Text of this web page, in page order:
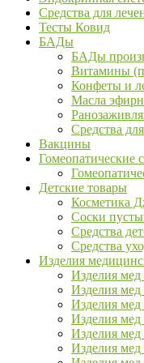
Средства для
Тесты Ковид
БАДы
БАДы
Витамины
Конфеты и
Масла
Средства
Вакцины
Гомеопатические
Детские товары
Косметика
Соски
Средства
Средства
Изделия
Изделия
Изделия мед
Изделия мед
Изделия
Изделия
Изделия